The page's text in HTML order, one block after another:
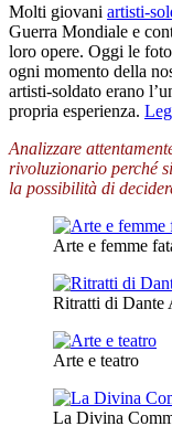
Molti giovani artisti-
Guerra Mondiale e
loro opere. Oggi le
ogni momento della
artisti-soldato erano
propria esperienza.
Analizzare
rivoluzionario perché
la possibilità di
Arte e femme
Ritratti di Dante
Arte e teatro
La Divina